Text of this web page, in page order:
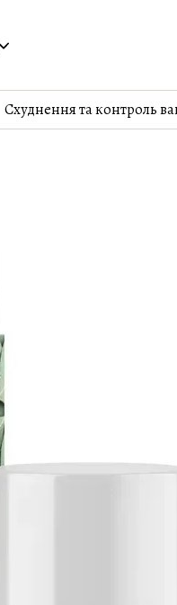
Cхуднення та контроль